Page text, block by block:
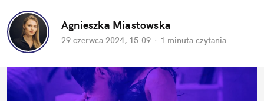
Agnieszka Miastowska
29 czerwca 2024, 15:09 · 1 minuta czytania